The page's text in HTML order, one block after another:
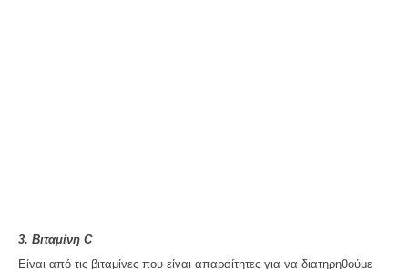
3. Βιταμίνη C
Είναι από τις βιταμίνες που είναι απαραίτητες για να διατηρηθούμε